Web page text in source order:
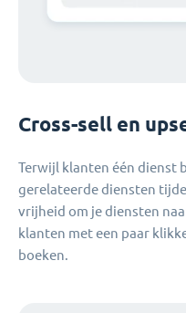
Cross-sell en
Terwijl klanten één dienst
gerelateerde diensten
vrijheid om je diensten
klanten met een paar
boeken.